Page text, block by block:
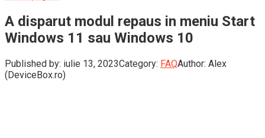
A disparut modul repaus in meniu Start
Windows 11 sau Windows 10
Published by: iulie 13, 2023Category: FAQAuthor: Alex
(DeviceBox.ro)